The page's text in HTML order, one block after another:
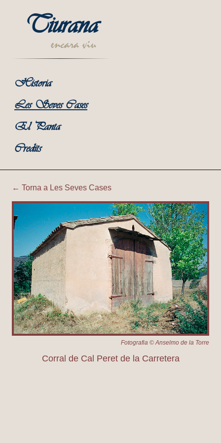
Tiurana
encara viu
Historia
Les Seves Cases
El Panta
Credits
Tiurana | Corral de Cal
← Torna a Les Seves Cases
Fotografia © Anselmo de la Torre
Corral de Cal Peret de la Carretera